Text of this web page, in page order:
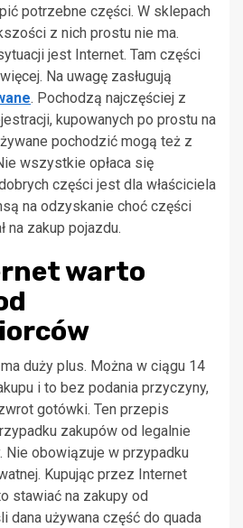
potrzebne części. W sklepach
z nich prostu nie ma.
jest Internet. Tam części
Na uwagę zasługują
. Pochodzą najczęściej z
kupowanych po prostu na
pochodzić mogą też z
wszystkie opłaca się
części jest dla właściciela
na odzyskanie choć części
na zakup pojazdu.
warto
duży plus. Można w ciągu 14
i to bez podania przyczyny,
gotówki. Ten przepis
zakupów od legalnie
Nie obowiązuje w przypadku
Kupując przez Internet
stawiać na zakupy od
dana używana część do quada